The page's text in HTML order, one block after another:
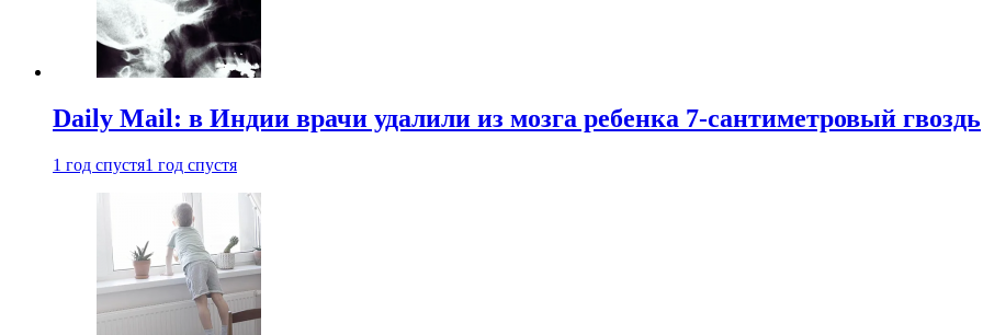
Daily Mail: в Индии врачи удалили из мозга ребенка 7-сантиметровый гвоздь
1 год спустя1 год спустя